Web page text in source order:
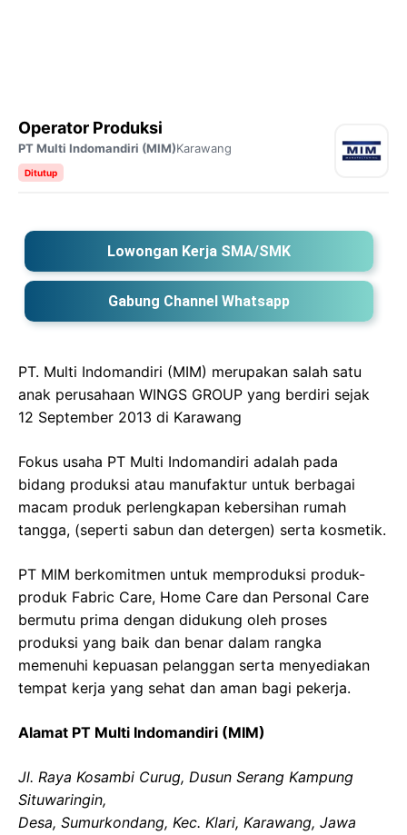
Operator Produksi
PT Multi Indomandiri (MIM)Karawang
Ditutup
Lowongan Kerja SMA/SMK
Gabung Channel Whatsapp
PT. Multi Indomandiri (MIM) merupakan salah satu
anak perusahaan WINGS GROUP yang berdiri sejak
12 September 2013 di Karawang
Fokus usaha PT Multi Indomandiri adalah pada
bidang produksi atau manufaktur untuk berbagai
macam produk perlengkapan kebersihan rumah
tangga, (seperti sabun dan detergen) serta kosmetik.
PT MIM berkomitmen untuk memproduksi produk-
produk Fabric Care, Home Care dan Personal Care
bermutu prima dengan didukung oleh proses
produksi yang baik dan benar dalam rangka
memenuhi kepuasan pelanggan serta menyediakan
tempat kerja yang sehat dan aman bagi pekerja.
Alamat PT Multi Indomandiri (MIM)
Jl. Raya Kosambi Curug, Dusun Serang Kampung
Situwaringin,
Desa, Sumurkondang, Kec. Klari, Karawang, Jawa